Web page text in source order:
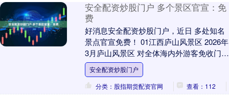
安全配资炒股门户 多个景区官宣：免
费
好消息安全配资炒股门户，近日 多处知名
景点官宣免费！ 01江西庐山风景区 2026年
3月庐山风景区 对全体海内外游客免收门票
本次免票范围包括 庐山风景区（5A....
安全配资炒股门户
分类：股指期货配资官网
查看：112